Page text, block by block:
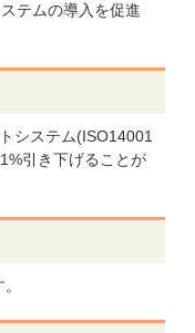
テムの導入を促進
システム(ISO14001
引き下げることが